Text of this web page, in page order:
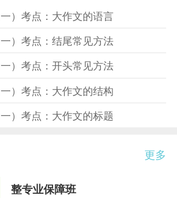
）考点：大作文的语言
）考点：结尾常见方法
）考点：开头常见方法
）考点：大作文的结构
）考点：大作文的标题
更多
整专业保障班